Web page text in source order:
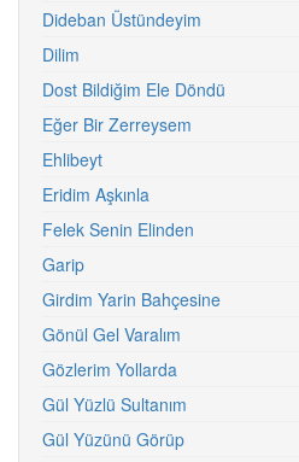
Dideban Üstündeyim
Dilim
Dost Bildiğim Ele Döndü
Eğer Bir Zerreysem
Ehlibeyt
Eridim Aşkınla
Felek Senin Elinden
Garip
Girdim Yarin Bahçesine
Gönül Gel Varalım
Gözlerim Yollarda
Gül Yüzlü Sultanım
Gül Yüzünü Görüp